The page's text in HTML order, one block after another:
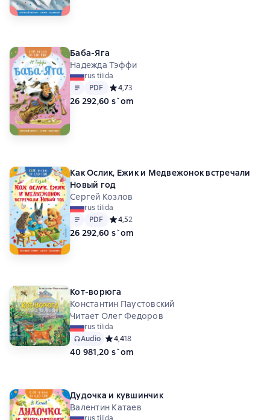
Баба-Яга
Надежда Тэффи
rus tilida
Matn
PDF
PDF Средний рейтинг 4,7 на основе 3 оценок
4,73
26 292,60 s`om
Как Ослик, Ежик и Медвежонок встречали
Новый год
Сергей Козлов
rus tilida
Matn
PDF
PDF Средний рейтинг 4,5 на основе 2 оценок
4,52
26 292,60 s`om
Кот-ворюга
Константин Паустовский
Читает Олег Федоров
rus tilida
Audio Средний рейтинг 4,4 на основе 18 оценок
4,418
40 981,20 s`om
Дудочка и кувшинчик
Валентин Катаев
rus tilida